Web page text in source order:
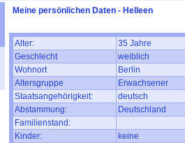
Meine persönlichen Daten - Helleen
Alter:
35 Jahre
Geschlecht
weiblich
Wohnort
Berlin
Altersgruppe
Erwachsener
Staatsangehörigkeit:
deutsch
Abstammung:
Deutschland
Familienstand:
Kinder:
keine